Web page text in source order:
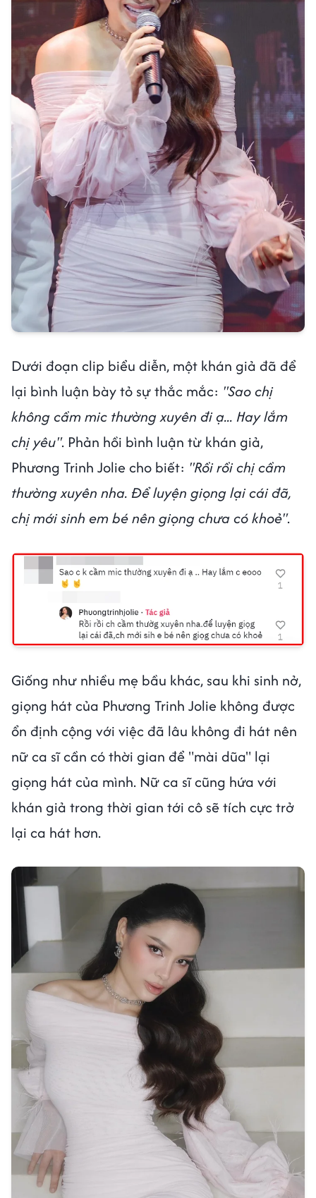
Dưới đoạn clip biểu diễn, một khán giả đã để
lại bình luận bày tỏ sự thắc mắc: "Sao chị
không cầm mic thường xuyên đi ạ... Hay lắm
chị yêu". Phản hồi bình luận từ khán giả,
Phương Trinh Jolie cho biết: "Rồi rồi chị cầm
thường xuyên nha. Để luyện giọng lại cái đã,
chị mới sinh em bé nên giọng chưa có khoẻ".
Giống như nhiều mẹ bầu khác, sau khi sinh nở,
giọng hát của Phương Trinh Jolie không được
ổn định cộng với việc đã lâu không đi hát nên
nữ ca sĩ cần có thời gian để "mài dũa" lại
giọng hát của mình. Nữ ca sĩ cũng hứa với
khán giả trong thời gian tới cô sẽ tích cực trở
lại ca hát hơn.